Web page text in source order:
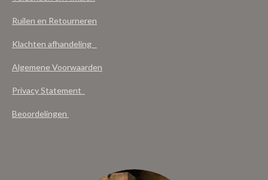
Ruilen en Retourneren
Klachten afhandeling
Algemene Voorwaarden
Privacy Statement
Beoordelingen